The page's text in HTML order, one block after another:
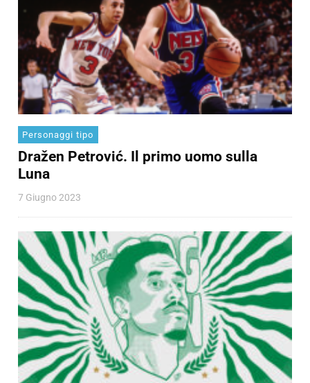
Personaggi tipo
Dražen Petrović. Il primo uomo sulla
Luna
7 Giugno 2023